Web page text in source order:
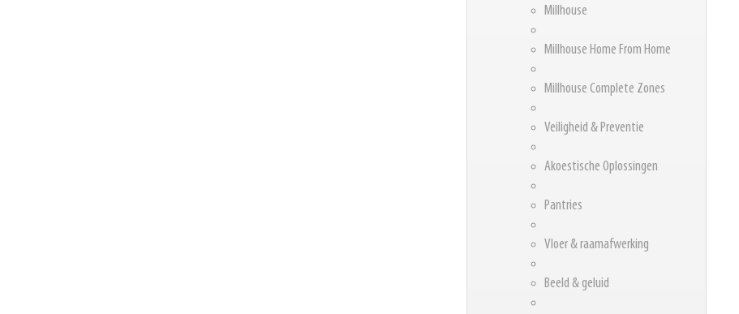
Millhouse
Millhouse Home From Home
Millhouse Complete Zones
Veiligheid & Preventie
Akoestische Oplossingen
Pantries
Vloer & raamafwerking
Beeld & geluid